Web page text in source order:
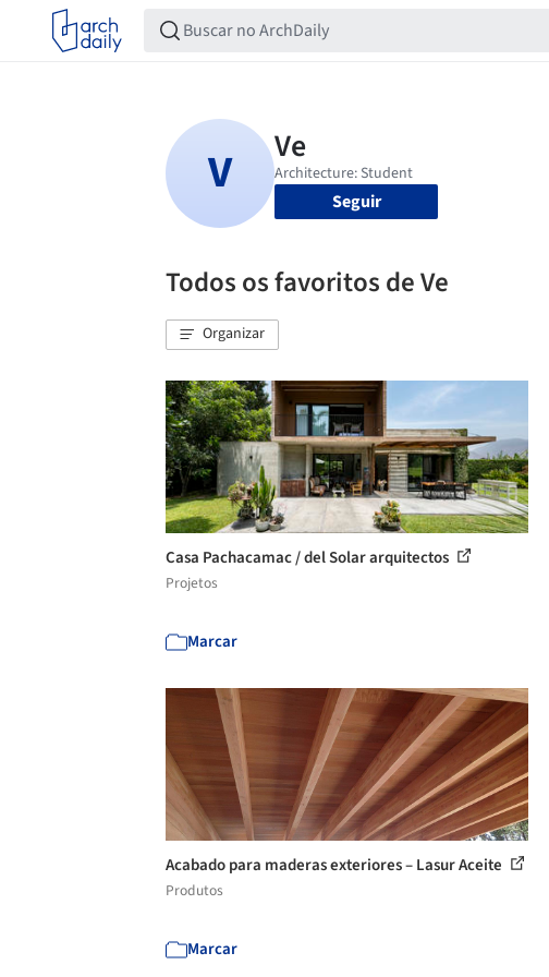
Seguir
Todos os favoritos de Ve
Organizar
Casa Pachacamac / del Solar arquitectos
Projetos
Marcar
Acabado para maderas exteriores – Lasur Aceite
Produtos
Marcar